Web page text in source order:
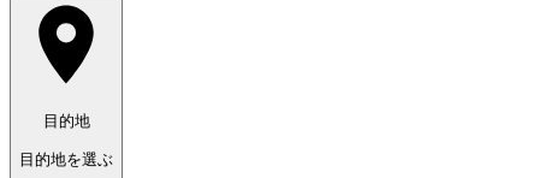
目的地
目的地を選ぶ